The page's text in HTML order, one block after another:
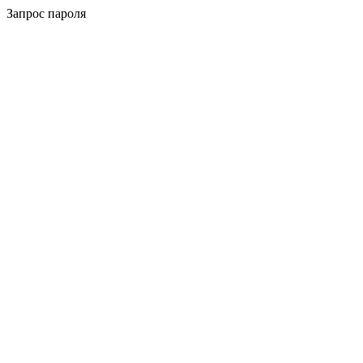
Запрос пароля